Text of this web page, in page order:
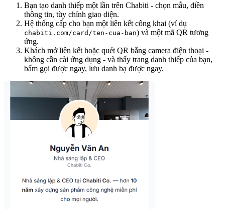
Bạn tạo danh thiếp một lần trên Chabiti - chọn mẫu, điền
thông tin, tùy chỉnh giao diện.
Hệ thống cấp cho bạn một liên kết công khai (ví dụ
chabiti.com/card/ten-cua-ban) và một mã QR tương
ứng.
Khách mở liên kết hoặc quét QR bằng camera điện thoại -
không cần cài ứng dụng - và thấy trang danh thiếp của bạn,
bấm gọi được ngay, lưu danh bạ được ngay.